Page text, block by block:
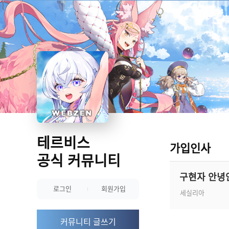
테르비스
공식 커뮤니티
로그인 회원가입
커뮤니티 글쓰기
가입인사
구현자 안녕
세실리아